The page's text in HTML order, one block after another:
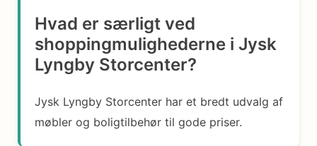
Hvad er særligt ved
shoppingmulighederne i Jysk
Lyngby Storcenter?
Jysk Lyngby Storcenter har et bredt udvalg af
møbler og boligtilbehør til gode priser.